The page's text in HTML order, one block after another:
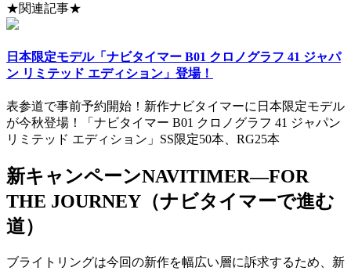
★関連記事★
日本限定モデル「ナビタイマー B01 クロノグラフ 41 ジャパ
ン リミテッド エディション」登場！
表参道で事前予約開始！新作ナビタイマーに日本限定モデル
が今秋登場！「ナビタイマー B01 クロノグラフ 41 ジャパン
リミテッド エディション」SS限定50本、RG25本
新キャンペーンNAVITIMER—FOR
THE JOURNEY（ナビタイマーで進む
道）
ブライトリングは今回の新作を幅広い層に訴求するため、新